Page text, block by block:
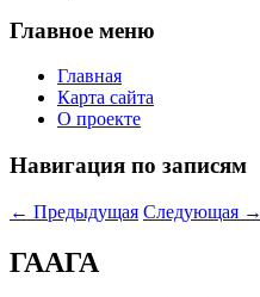
Главное меню
Главная
Карта сайта
О проекте
Навигация по записям
← Предыдущая Следующая →
ГААГА